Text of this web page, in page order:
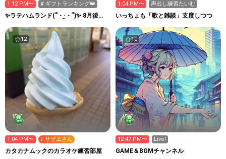
1:12 PM〜 # ギフトランキング👑
✨ラテハムランド(՞・·̫・՞)✨ 8月後半
1:04 PM〜 声出し練習たいむ
いっちょも「歌と雑談」支度しつつ
12
1:04 PM〜 ♪ サザエさん
カタカナムックのカラオケ練習部屋
10
12:47 PM〜 Live!
GAME＆BGMチャンネル